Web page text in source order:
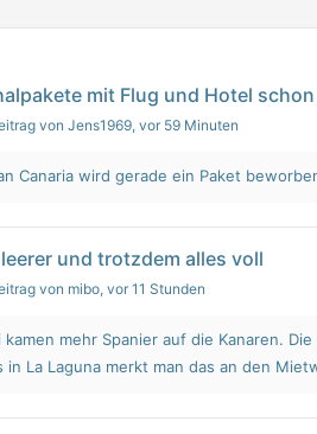
mit Flug und Hotel
von Jens1969, vor 59 Minuten
Canaria wird gerade ein Paket
und trotzdem alles voll
von mibo, vor 11 Stunden
kamen mehr Spanier auf die Kanaren. Die
in La Laguna merkt man das an den